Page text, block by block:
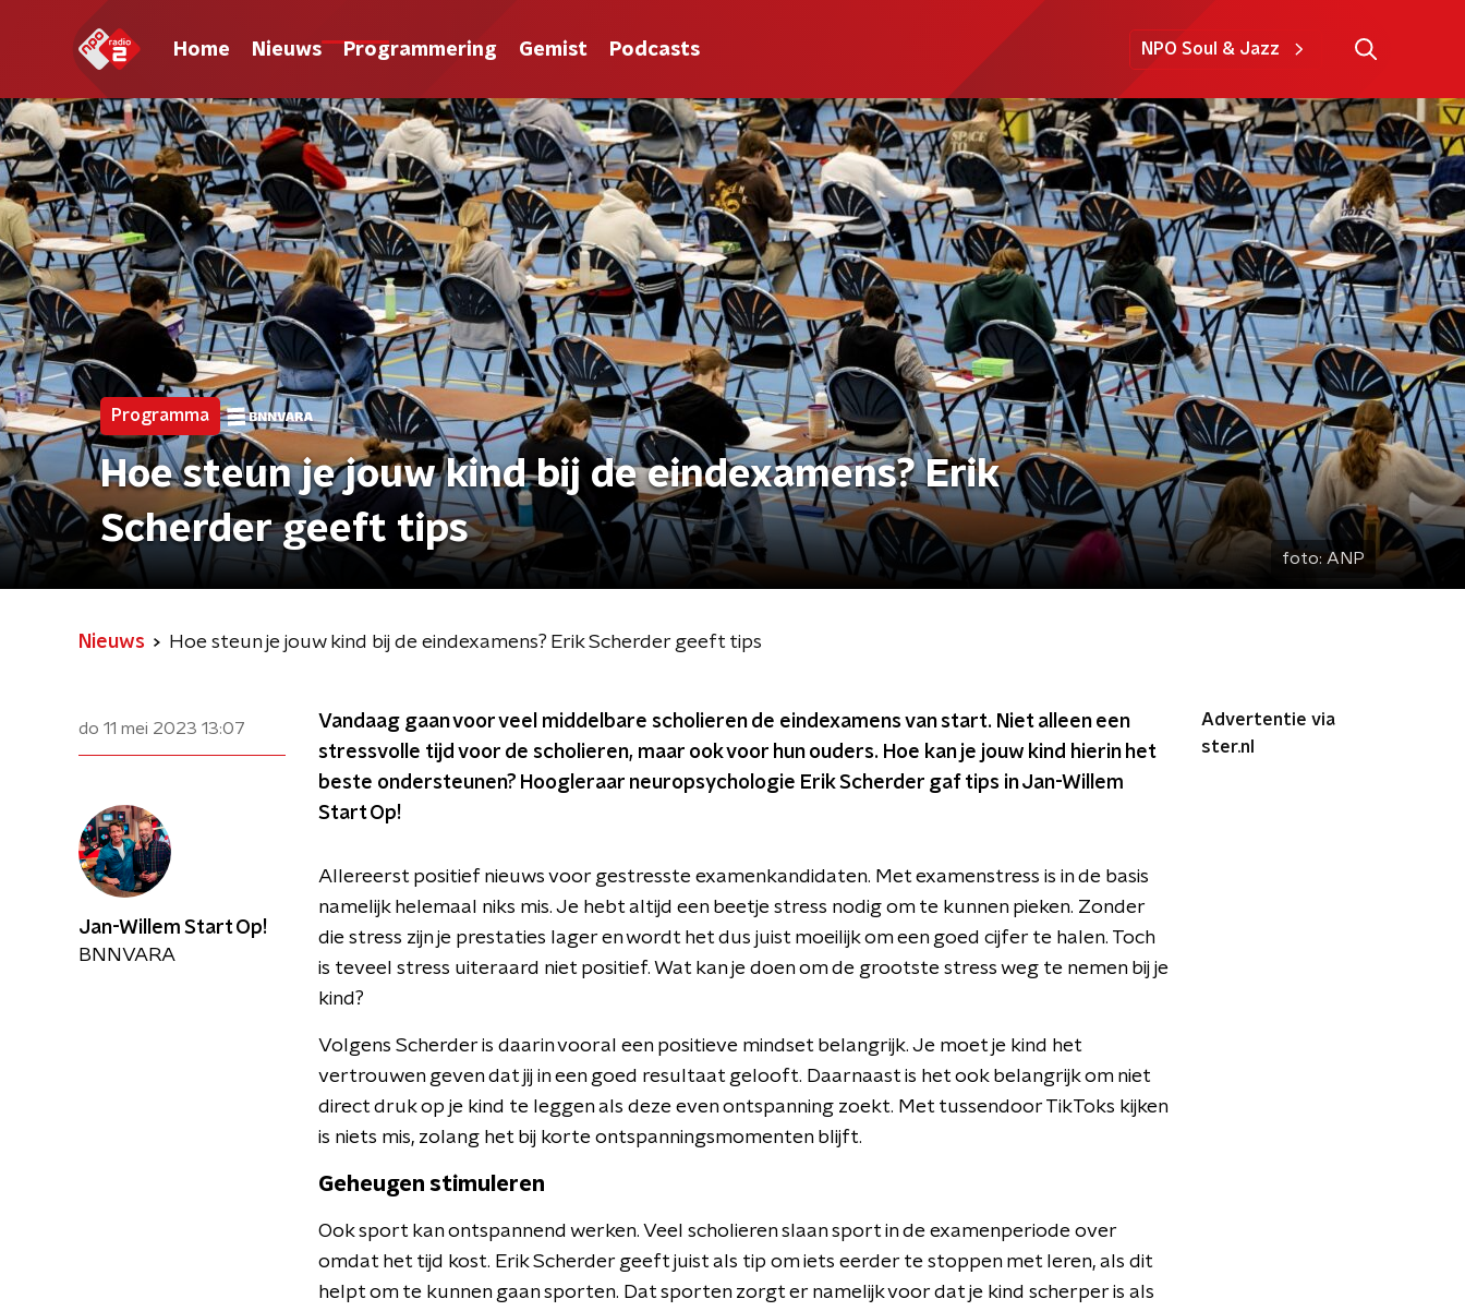
Home Nieuws Programmering Gemist Podcasts NPO Soul & Jazz
Programma
Hoe steun je jouw kind bij de eindexamens? Erik
Scherder geeft tips
foto: ANP
Nieuws Hoe steun je jouw kind bij de eindexamens? Erik Scherder geeft tips
do 11 mei 2023 13:07
Vandaag gaan voor veel middelbare scholieren de eindexamens van start. Niet alleen een
stressvolle tijd voor de scholieren, maar ook voor hun ouders. Hoe kan je jouw kind hierin het
beste ondersteunen? Hoogleraar neuropsychologie Erik Scherder gaf tips in Jan-Willem
Start Op!
Allereerst positief nieuws voor gestresste examenkandidaten. Met examenstress is in de basis
namelijk helemaal niks mis. Je hebt altijd een beetje stress nodig om te kunnen pieken. Zonder
die stress zijn je prestaties lager en wordt het dus juist moeilijk om een goed cijfer te halen. Toch
is teveel stress uiteraard niet positief. Wat kan je doen om de grootste stress weg te nemen bij je
kind?
Volgens Scherder is daarin vooral een positieve mindset belangrijk. Je moet je kind het
vertrouwen geven dat jij in een goed resultaat gelooft. Daarnaast is het ook belangrijk om niet
direct druk op je kind te leggen als deze even ontspanning zoekt. Met tussendoor TikToks kijken
is niets mis, zolang het bij korte ontspanningsmomenten blijft.
Geheugen stimuleren
Ook sport kan ontspannend werken. Veel scholieren slaan sport in de examenperiode over
omdat het tijd kost. Erik Scherder geeft juist als tip om iets eerder te stoppen met leren, als dit
helpt om te kunnen gaan sporten. Dat sporten zorgt er namelijk voor dat je kind scherper is als
Advertentie via
ster.nl
Jan-Willem Start Op!
BNNVARA